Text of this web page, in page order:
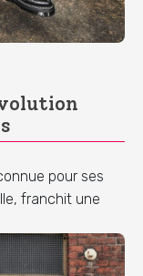
pour ses
franchit une